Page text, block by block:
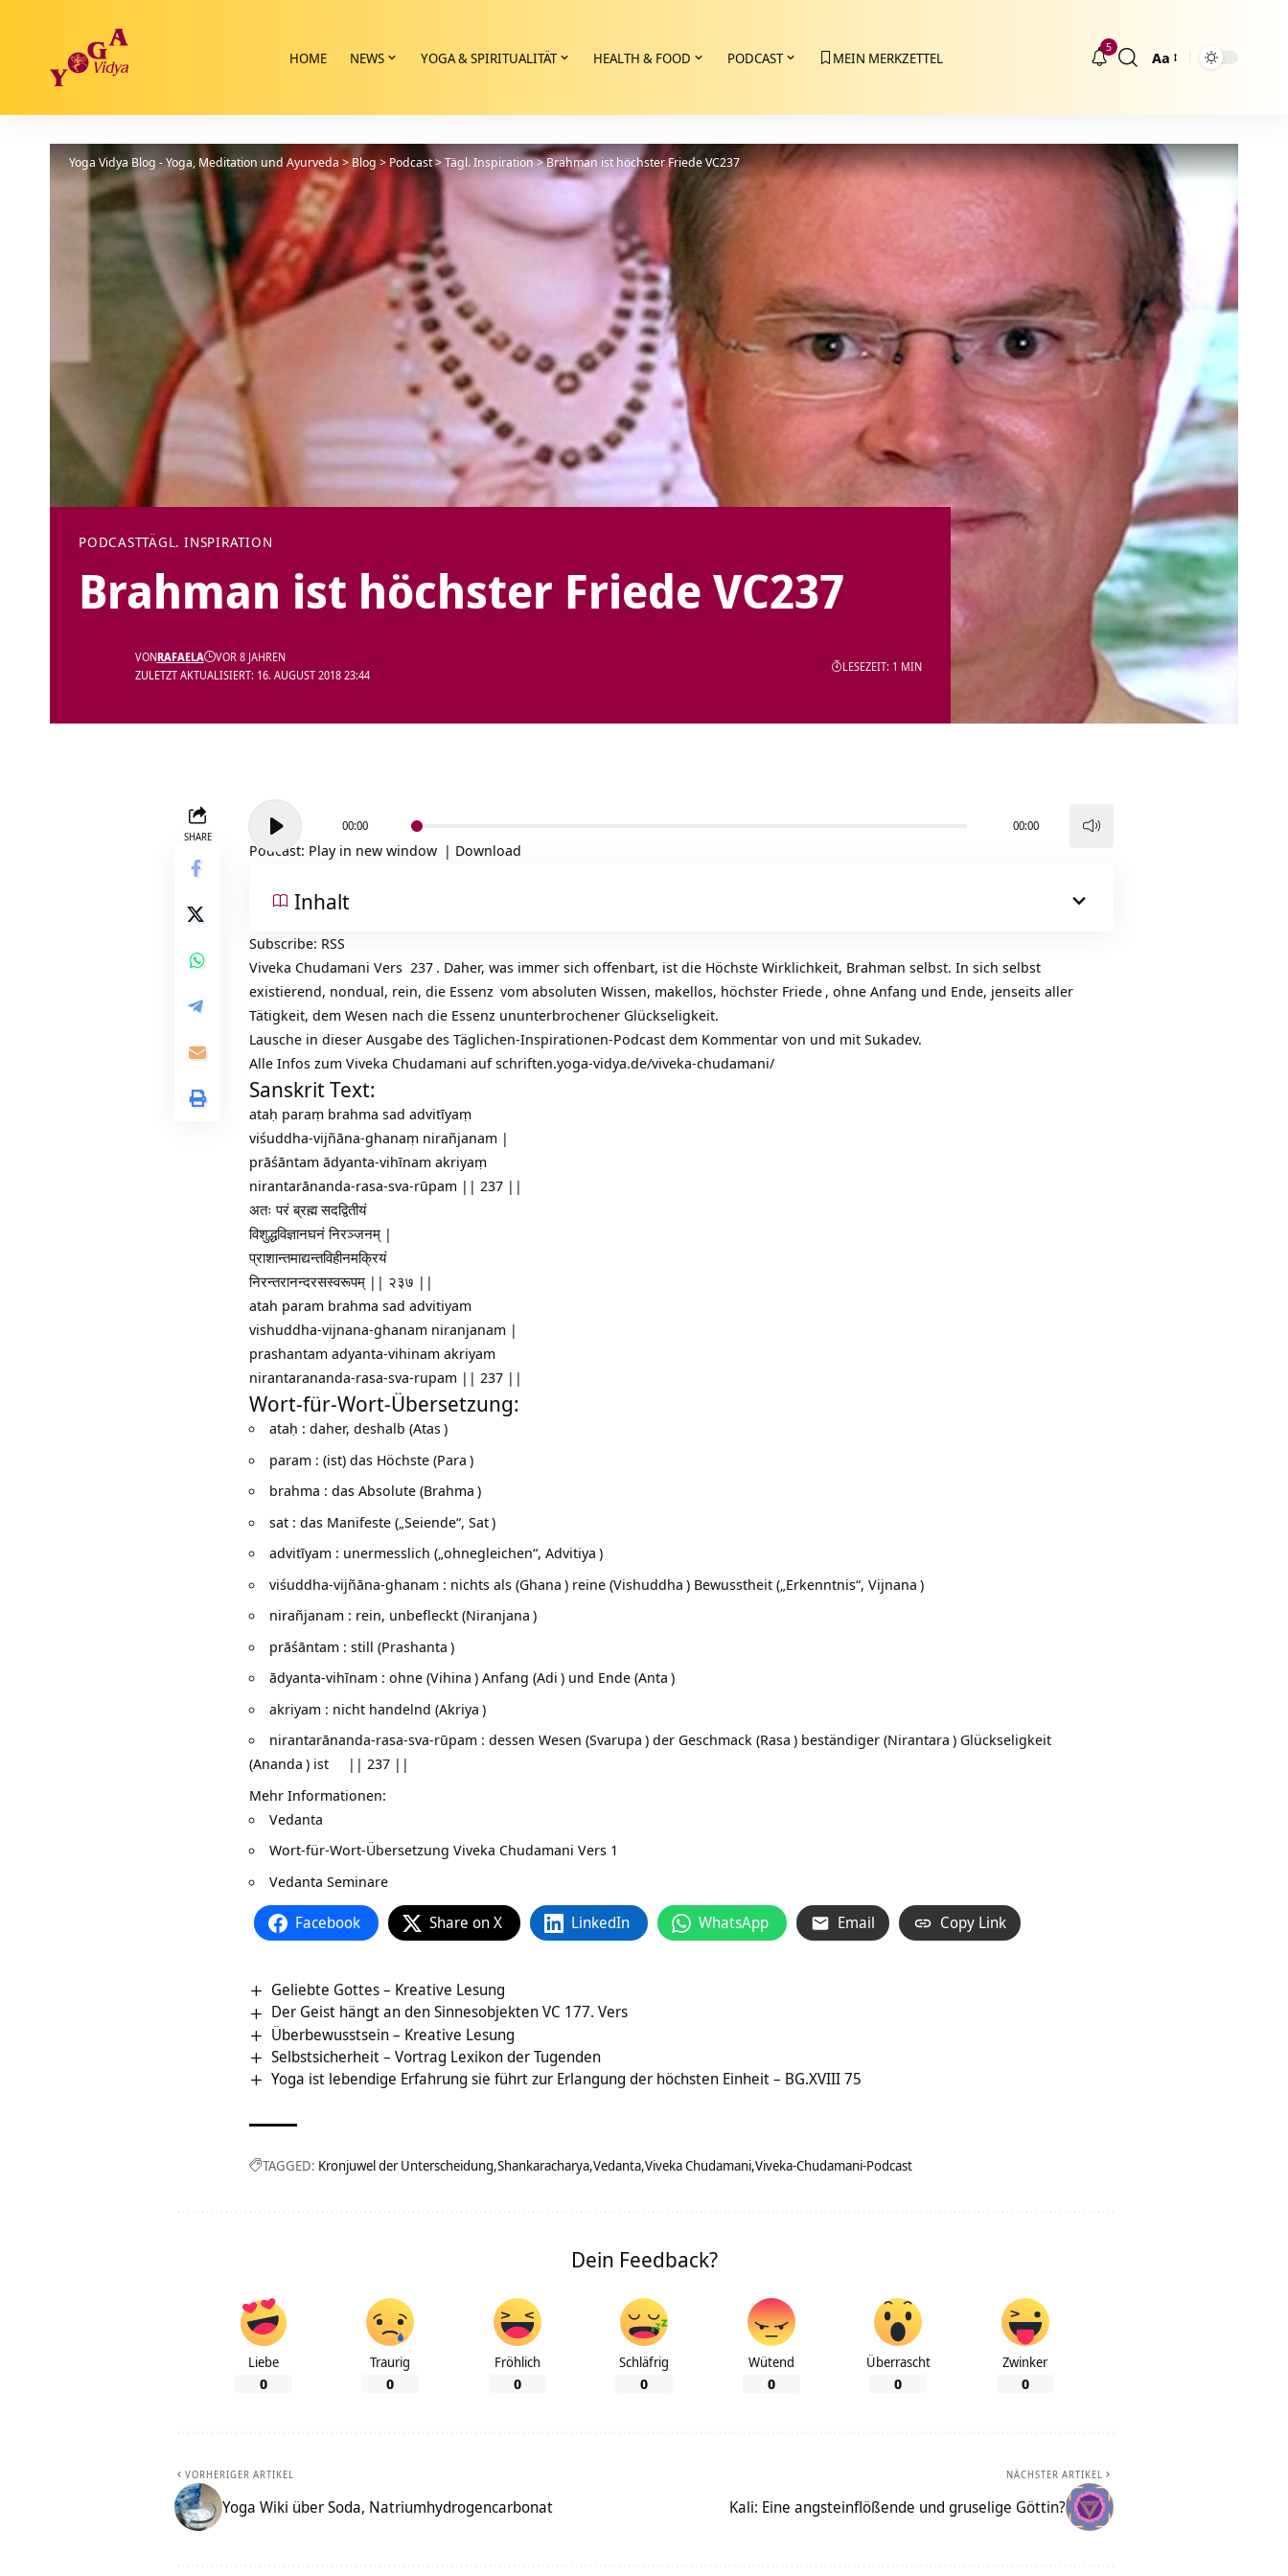
HOME NEWS YOGA & SPIRITUALITÄT HEALTH & FOOD PODCAST MEIN MERKZETTEL
5
Größenänderung
Aa
Yoga Vidya Blog - Yoga, Meditation und Ayurveda>Blog>Podcast>Tägl. Inspiration>Brahman ist höchster Friede VC237
PODCASTTÄGL. INSPIRATION
Brahman ist höchster Friede VC237
ZULETZT AKTUALISIERT: 16. AUGUST 2018 23:44
VONRAFAELA VOR 8 JAHREN
LESEZEIT: 1 MIN
SHARE
Player
00:00 00:00
Podcast: Play in new window | Download
Inhalt
Subscribe: RSS
Viveka Chudamani Vers 237 . Daher, was immer sich offenbart, ist die Höchste Wirklichkeit, Brahman selbst. In sich selbst
existierend, nondual, rein, die Essenz vom absoluten Wissen, makellos, höchster Friede , ohne Anfang und Ende, jenseits aller
Tätigkeit, dem Wesen nach die Essenz ununterbrochener Glückseligkeit.
Lausche in dieser Ausgabe des Täglichen-Inspirationen-Podcast dem Kommentar von und mit Sukadev.
Alle Infos zum Viveka Chudamani aufschriften.yoga-vidya.de/viveka-chudamani/
Sanskrit Text:
ataḥ paraṃ brahma sad advitīyaṃ
viśuddha-vijñāna-ghanaṃ nirañjanam |
prāśāntam ādyanta-vihīnam akriyaṃ
nirantarānanda-rasa-sva-rūpam || 237 ||
अतः परं ब्रह्म सदद्वितीयं
विशुद्धविज्ञानघनं निरञ्जनम् |
प्राशान्तमाद्यन्तविहीनमक्रियं
निरन्तरानन्दरसस्वरूपम् || २३७ ||
atah param brahma sad advitiyam
vishuddha-vijnana-ghanam niranjanam |
prashantam adyanta-vihinam akriyam
nirantarananda-rasa-sva-rupam || 237 ||
Wort-für-Wort-Übersetzung:
ataḥ : daher, deshalb (Atas)
param : (ist) das Höchste (Para )
brahma : das Absolute (Brahma )
sat : das Manifeste („Seiende“, Sat)
advitīyam : unermesslich („ohnegleichen“, Advitiya )
viśuddha-vijñāna-ghanam : nichts als (Ghana ) reine (Vishuddha ) Bewusstheit („Erkenntnis“, Vijnana )
nirañjanam : rein, unbefleckt (Niranjana )
prāśāntam : still (Prashanta )
ādyanta-vihīnam : ohne (Vihina ) Anfang (Adi ) und Ende (Anta )
akriyam : nicht handelnd (Akriya )
nirantarānanda-rasa-sva-rūpam : dessen Wesen (Svarupa ) der Geschmack (Rasa ) beständiger (Nirantara ) Glückseligkeit
(Ananda ) ist || 237 ||
Mehr Informationen:
Vedanta
Wort-für-Wort-Übersetzung Viveka Chudamani Vers 1
Vedanta Seminare
Facebook Share on X LinkedIn WhatsApp Email Copy Link
Geliebte Gottes – Kreative Lesung
Der Geist hängt an den Sinnesobjekten VC 177. Vers
Überbewusstsein – Kreative Lesung
Selbstsicherheit – Vortrag Lexikon der Tugenden
Yoga ist lebendige Erfahrung sie führt zur Erlangung der höchsten Einheit – BG.XVIII 75
TAGGED: Kronjuwel der Unterscheidung Shankaracharya Vedanta Viveka Chudamani Viveka-Chudamani-Podcast
Dein Feedback?
Liebe
0
Traurig
0
Fröhlich
0
Schläfrig
0
Wütend
0
Überrascht
0
Zwinker
0
VORHERIGER ARTIKEL
Yoga Wiki über Soda, Natriumhydrogencarbonat
NÄCHSTER ARTIKEL
Kali: Eine angsteinflößende und gruselige Göttin?